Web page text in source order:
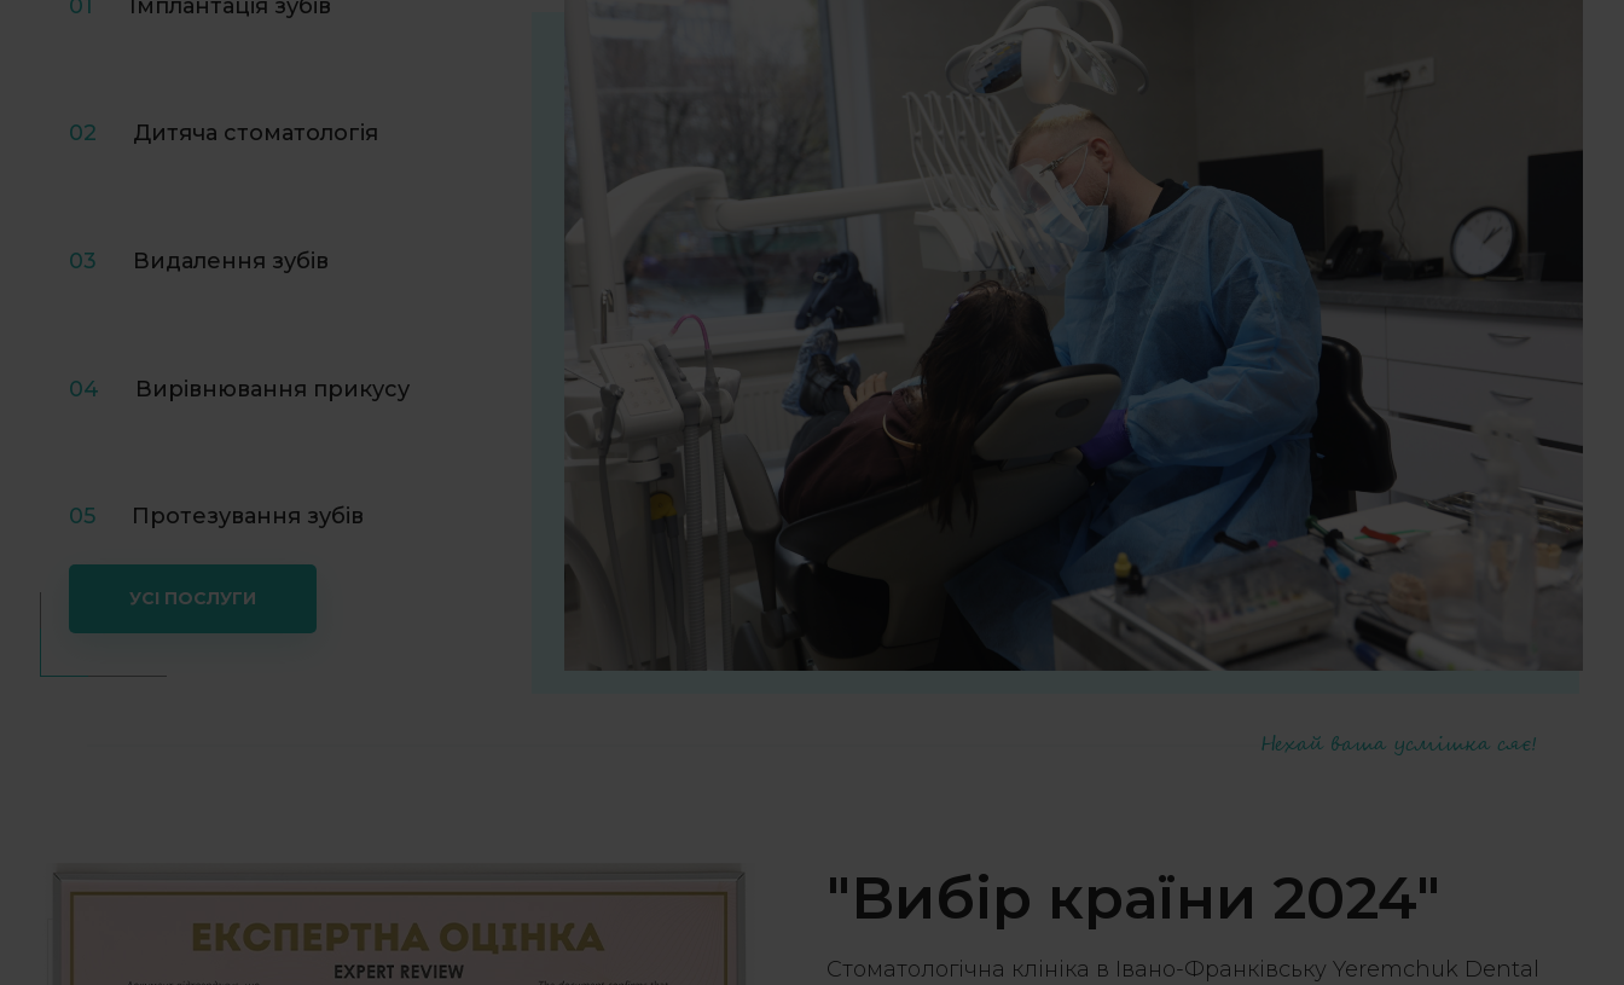
01 Імплантація зубів
02 Дитяча стоматологія
03 Видалення зубів
04 Вирівнювання прикусу
05 Протезування зубів
УСІ ПОСЛУГИ
Нехай ваша усмішка сяє!
"Вибір країни 2024"
Стоматологічна клініка в Івано-Франківську Yeremchuk Dental